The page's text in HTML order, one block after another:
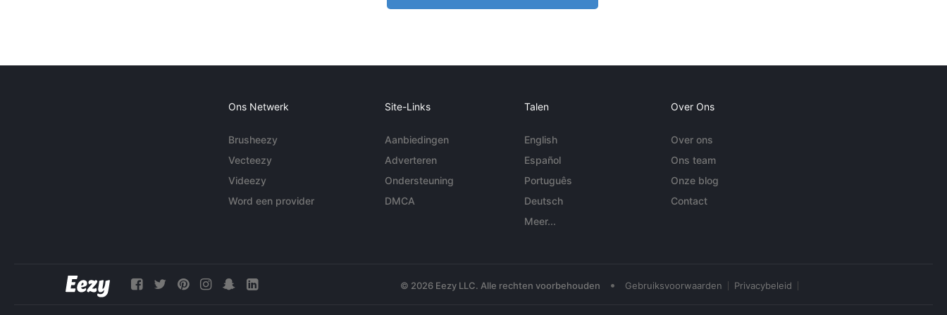
Ons Netwerk
Brusheezy
Vecteezy
Videezy
Word een provider
Site-Links
Aanbiedingen
Adverteren
Ondersteuning
DMCA
Talen
English
Español
Português
Deutsch
Meer...
Over Ons
Over ons
Ons team
Onze blog
Contact
© 2026 Eezy LLC. Alle rechten voorbehouden • Gebruiksvoorwaarden Privacybeleid